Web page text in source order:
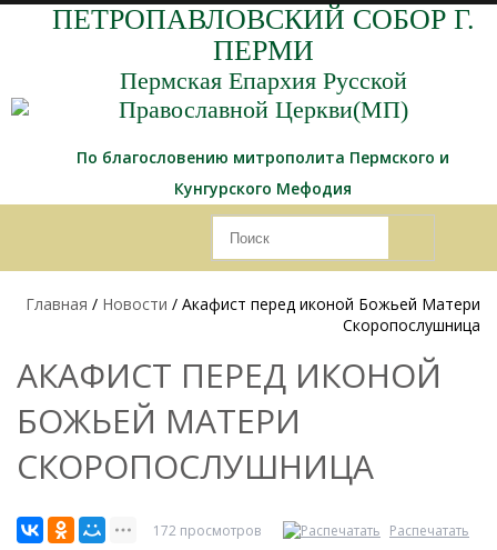
ПЕТРОПАВЛОВСКИЙ СОБОР Г.
ПЕРМИ
Пермская Епархия Русской
Православной Церкви(МП)
По благословению митрополита Пермского и
Кунгурского Мефодия
Главная / Новости / Акафист перед иконой Божьей Матери
Скоропослушница
АКАФИСТ ПЕРЕД ИКОНОЙ
БОЖЬЕЙ МАТЕРИ
СКОРОПОСЛУШНИЦА
172 просмотров Распечатать